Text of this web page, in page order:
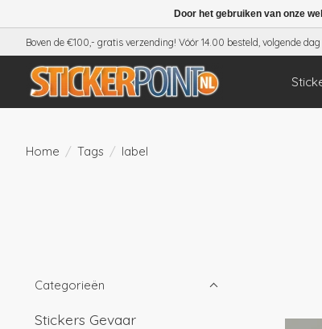
Boven de €100,- gratis verzending! Vóór 14.00 besteld, volgende
Home / Tags / label
Categorieën
Stickers Gevaar
Door het gebruiken van onze